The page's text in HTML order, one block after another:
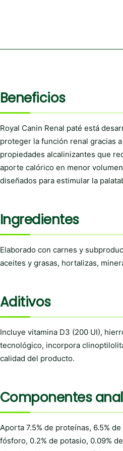
Beneficios
Royal Canin Renal paté está
proteger la función renal gracias
propiedades alcalinizantes que
aporte calórico en menor
diseñados para estimular la
Ingredientes
Elaborado con carnes y
aceites y grasas, hortalizas,
Aditivos
Incluye vitamina D3 (200 UI),
tecnológico, incorpora
calidad del producto.
Componentes
Aporta 7.5% de proteínas, 6.5%
fósforo, 0.2% de potasio, 0.09%